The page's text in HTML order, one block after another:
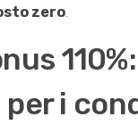
zero
i